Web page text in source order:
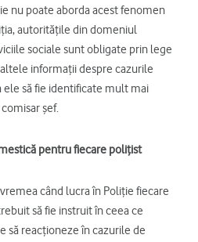
nu poate aborda acest fenomen
autoritățile din domeniul
sociale sunt obligate prin lege
informații despre cazurile
ele să fie identificate mult mai
șef.
pentru fiecare polițist
când lucra în Poliție fiecare
să fie instruit în ceea ce
să reacționeze în cazurile de